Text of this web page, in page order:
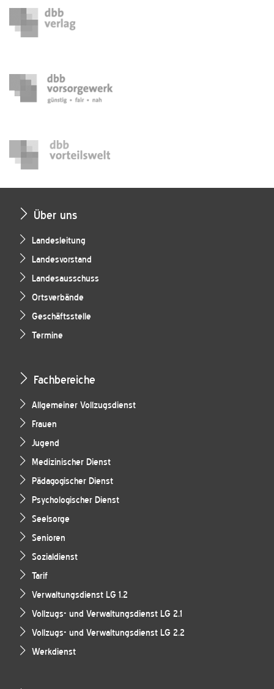
Über uns
Landesleitung
Landesvorstand
Landesausschuss
Ortsverbände
Geschäftsstelle
Termine
Fachbereiche
Allgemeiner Vollzugsdienst
Frauen
Jugend
Medizinischer Dienst
Pädagogischer Dienst
Psychologischer Dienst
Seelsorge
Senioren
Sozialdienst
Tarif
Verwaltungsdienst LG 1.2
Vollzugs- und Verwaltungsdienst LG 2.1
Vollzugs- und Verwaltungsdienst LG 2.2
Werkdienst